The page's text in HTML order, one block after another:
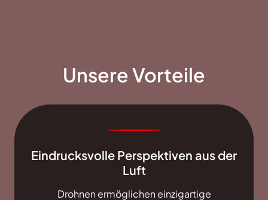
Unsere Vorteile
Eindrucksvolle Perspektiven aus der
Luft
Drohnen ermöglichen einzigartige